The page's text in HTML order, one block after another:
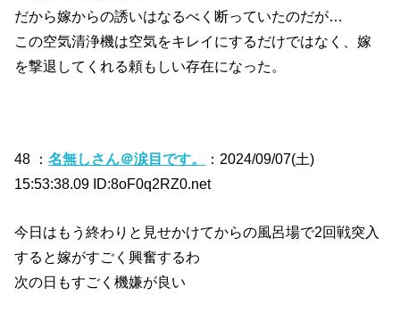
だから嫁からの誘いはなるべく断っていたのだが…
この空気清浄機は空気をキレイにするだけではなく、嫁
を撃退してくれる頼もしい存在になった。
48 ：名無しさん＠涙目です。
：2024/09/07(土)
15:53:38.09 ID:8oF0q2RZ0.net
今日はもう終わりと見せかけてからの風呂場で2回戦突入
すると嫁がすごく興奮するわ
次の日もすごく機嫌が良い